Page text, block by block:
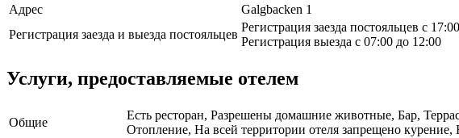
Адрес
Galgbacken 1
Регистрация заезда и выезда постояльцев
Регистрация заезда постояльцев с
Регистрация выезда с 07:00 до 12:00
Услуги, предоставляемые отелем
Общие
Есть ресторан, Разрешены домашние животные, Бар,
Отопление, На всей территории отеля запрещено